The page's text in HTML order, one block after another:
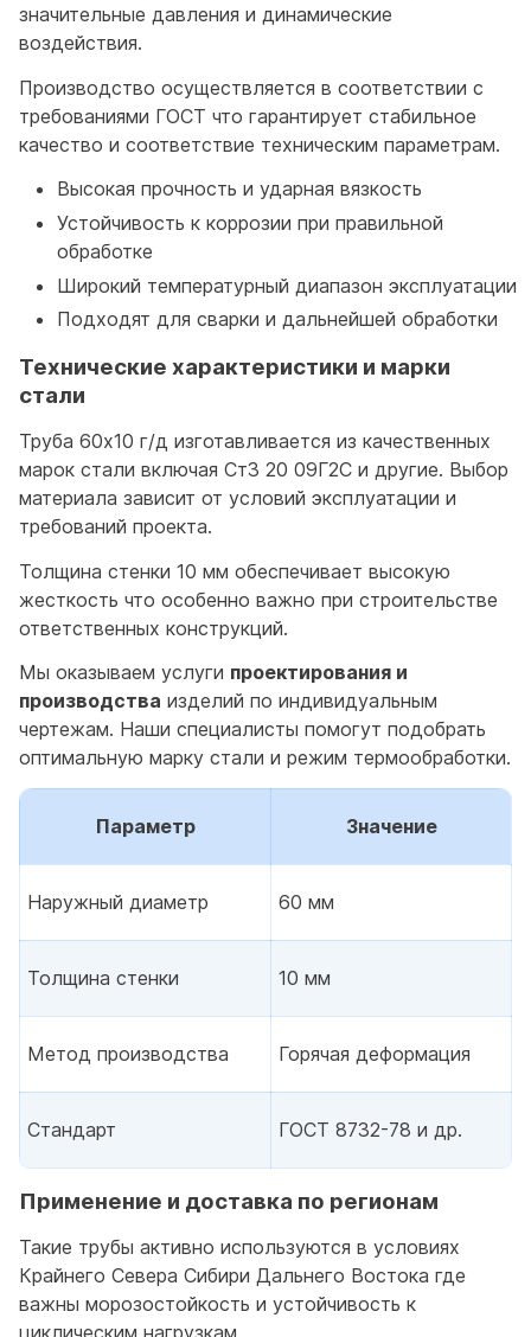
значительные давления и динамические
воздействия.
Производство осуществляется в соответствии с
требованиями ГОСТ что гарантирует стабильное
качество и соответствие техническим параметрам.
Высокая прочность и ударная вязкость
Устойчивость к коррозии при правильной
обработке
Широкий температурный диапазон эксплуатации
Подходят для сварки и дальнейшей обработки
Технические характеристики и марки
стали
Труба 60x10 г/д изготавливается из качественных
марок стали включая Ст3 20 09Г2С и другие. Выбор
материала зависит от условий эксплуатации и
требований проекта.
Толщина стенки 10 мм обеспечивает высокую
жесткость что особенно важно при строительстве
ответственных конструкций.
Мы оказываем услуги проектирования и
производства изделий по индивидуальным
чертежам. Наши специалисты помогут подобрать
оптимальную марку стали и режим термообработки.
Параметр Значение
Наружный диаметр 60 мм
Толщина стенки 10 мм
Метод производства Горячая деформация
Стандарт ГОСТ 8732-78 и др.
Применение и доставка по регионам
Такие трубы активно используются в условиях
Крайнего Севера Сибири Дальнего Востока где
важны морозостойкость и устойчивость к